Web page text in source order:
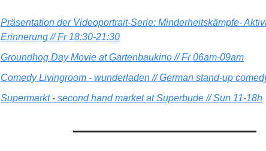
Präsentation der Videoportrait-Serie: Minderheitskämpfe-
Erinnerung // Fr 18:30-21:30
Groundhog Day Movie at Gartenbaukino // Fr 06am-09am
Comedy Livingroom - wunderladen // German stand-up
Supermarkt - second hand market at Superbude // Sun 11-18h